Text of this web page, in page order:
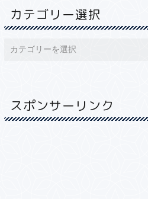
カテゴリー選択
スポンサーリンク